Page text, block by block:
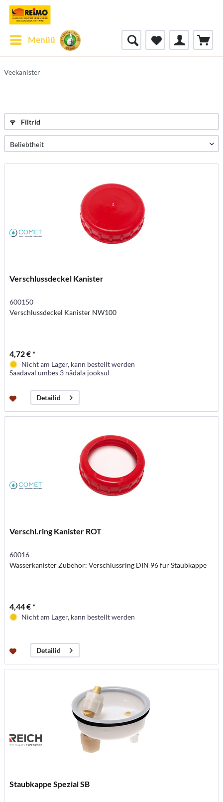
Menüü
Veekanister
Filtrid
Verschlussdeckel Kanister
600150
Verschlussdeckel Kanister NW100
4,72 € *
Nicht am Lager, kann bestellt werden
Saadaval umbes 3 nädala jooksul
Detailid
Verschl.ring Kanister ROT
60016
Wasserkanister Zubehör: Verschlussring DIN 96 für Staubkappe
4,44 € *
Nicht am Lager, kann bestellt werden
Detailid
Staubkappe Spezial SB